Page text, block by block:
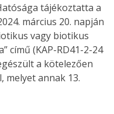
tájékoztatta a
március 20. napján
vagy biotikus
című (KAP-RD41-2-24
a kötelezően
melyet annak 13.